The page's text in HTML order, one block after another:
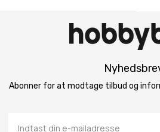
Abonner for at modtage tilbud og